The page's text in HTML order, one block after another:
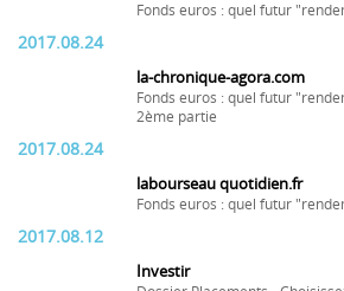
Fonds euros : quel futur
2017.08.24
la-chronique-agora.com
Fonds euros : quel futur
2ème partie
2017.08.24
labourseau quotidien.fr
Fonds euros : quel futur
2017.08.12
Investir